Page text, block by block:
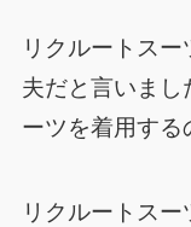
リクルートス
夫だと言いまし
ーツを着用する
リクルートス